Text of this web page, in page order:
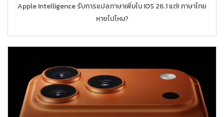
Apple Intelligence รับการแปลภาษาเพิ่มใน IOS 26.1 แต่! ภาษาไทย
หายไปไหน?